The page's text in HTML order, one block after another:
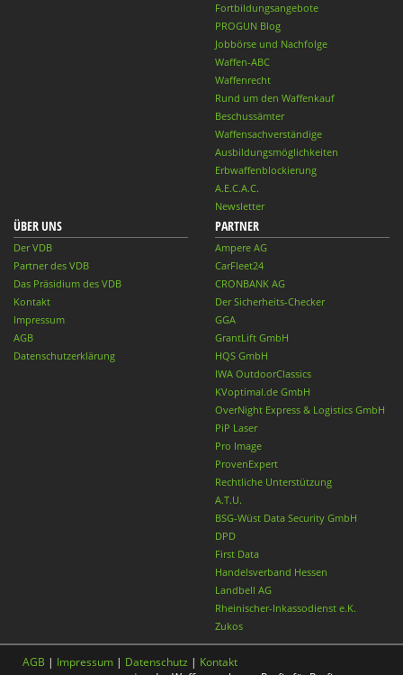
Fortbildungsangebote
PROGUN Blog
Jobbörse und Nachfolge
Waffen-ABC
Waffenrecht
Rund um den Waffenkauf
Beschussämter
Waffensachverständige
Ausbildungsmöglichkeiten
Erbwaffenblockierung
A.E.C.A.C.
Newsletter
ÜBER UNS
Der VDB
Partner des VDB
Das Präsidium des VDB
Kontakt
Impressum
AGB
Datenschutzerklärung
PARTNER
Ampere AG
CarFleet24
CRONBANK AG
Der Sicherheits-Checker
GGA
GrantLift GmbH
HQS GmbH
IWA OutdoorClassics
KVoptimal.de GmbH
OverNight Express & Logistics GmbH
PiP Laser
Pro Image
ProvenExpert
Rechtliche Unterstützung
A.T.U.
BSG-Wüst Data Security GmbH
DPD
First Data
Handelsverband Hessen
Landbell AG
Rheinischer-Inkassodienst e.K.
Zukos
AGB | Impressum | Datenschutz | Kontakt